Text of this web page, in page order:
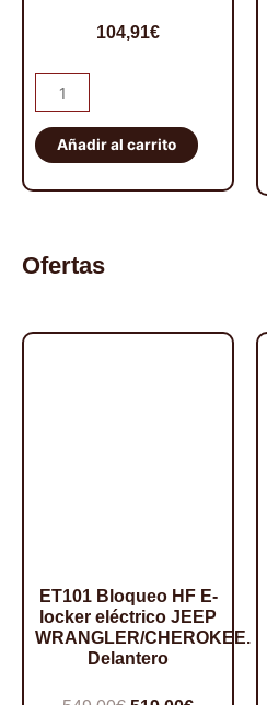
104,91€
Muelle
Trasero
Carga
Media
King
Añadir al carrito
Ofertas
ET101 Bloqueo HF E-
locker eléctrico JEEP
WRANGLER/CHEROKEE.
Delantero